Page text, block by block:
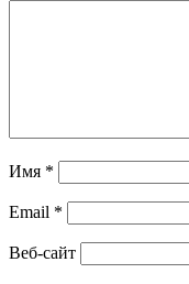
Имя *
Email *
Веб-сайт